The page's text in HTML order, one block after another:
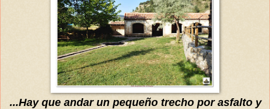
...Hay que andar un pequeño trecho por asfalto y